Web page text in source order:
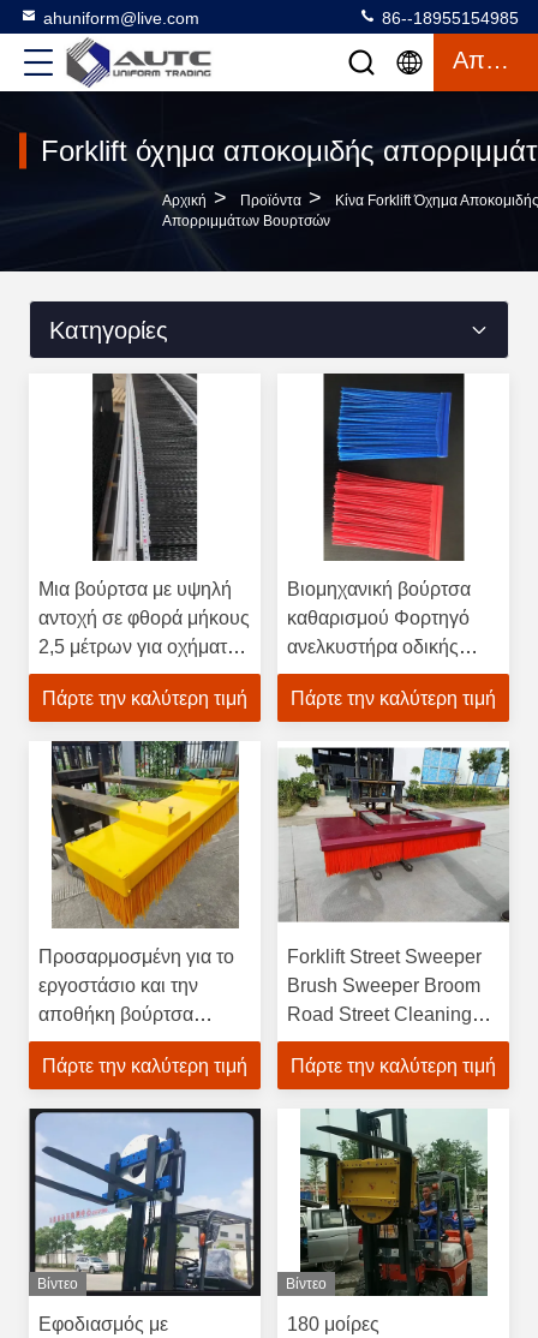
ahuniform@live.com 86--18955154985
Απόσπασμα
Forklift όχημα αποκομιδής
Αρχική > Προϊόντα >
Κίνα Forklift Όχημα Αποκομιδής
Απορριμμάτων Βουρτσών
Κατηγορίες
Μια βούρτσα με υψηλή
αντοχή σε φθορά μήκους
2,5 μέτρων για οχήματα
υγιεινής φορτηγά και
εξαρτήματα
Πάρτε την καλύτερη τιμή
Βιομηχανική βούρτσα
καθαρισμού Φορτηγό
ανελκυστήρα οδικής
καθαριστικής βούρτσας
σκούπα
Πάρτε την καλύτερη τιμή
Προσαρμοσμένη για το
εργοστάσιο και την
αποθήκη βούρτσα
καθαρισμού, βούρτσα
φορτηγού
Πάρτε την καλύτερη τιμή
Forklift Street Sweeper
Brush Sweeper Broom
Road Street Cleaning
Brush for Forklift
Attachment
Πάρτε την καλύτερη τιμή
Βίντεο
Εφοδιασμός με
Βίντεο
180 μοίρες